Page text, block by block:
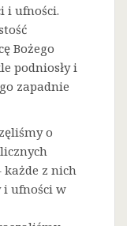
i ufności.
Bożego
podniosły i
zapadnie
o
z nich
i ufności w